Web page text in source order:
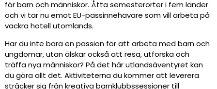
för barn och människor. Åtta semesterorter i fem länder
och vi tar nu emot EU-passinnehavare som vill arbeta på
vackra hotell utomlands.
Har du inte bara en passion för att arbeta med barn och
ungdomar, utan älskar också att resa, utforska och
träffa nya människor? På det här utlandsäventyret kan
du göra allt det. Aktiviteterna du kommer att leverera
sträcker sig från kreativa barnklubbssessioner till